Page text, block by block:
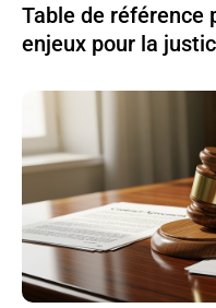
Table de référence
enjeux pour la